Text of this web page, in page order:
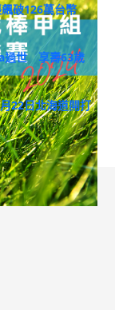
破126萬台幣
過世 享壽63歲
22日北海道開打